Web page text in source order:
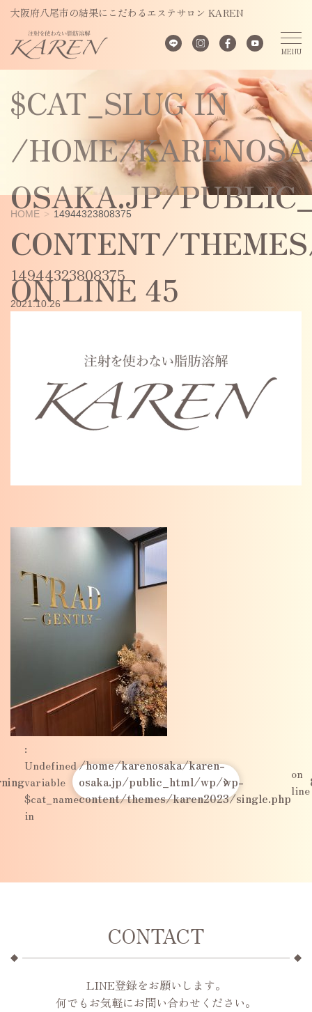
大阪府八尾市の結果にこだわるエステサロン KAREN
VARIABLE
$CAT_SLUG IN
/HOME/
OSAKA.JP/
CONTENT/
ON LINE 45
content/themes/karen2023/single.phpon line
HOME 14944323808375
14944323808375
2021.10.26
:
Undefined
variable
$cat_name
in
/home/karenosaka/karen-
osaka.jp/public_html/wp/wp-
content/themes/karen2023/single.php
on
line
CONTACT
LINE登録をお願いします。
何でもお気軽にお問い合わせください。